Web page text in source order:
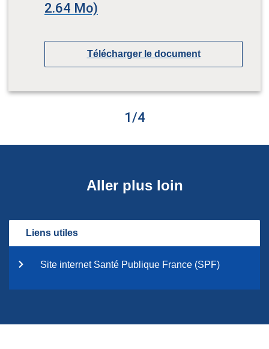
2.64 Mo)
Télécharger le document
1 /4
Aller plus loin
Liens utiles
Site internet Santé Publique France (SPF)